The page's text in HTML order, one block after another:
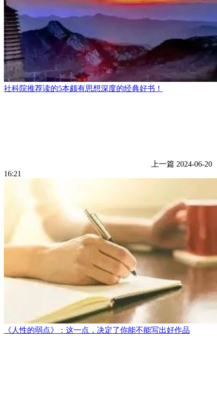
社科院推荐读的5本颇有思想深度的经典好书！
上一篇 2024-06-20
16:21
《人性的弱点》：这一点，决定了你能不能写出好作品